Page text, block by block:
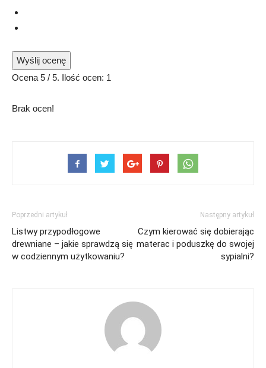
Wyślij ocenę
Ocena 5 / 5. Ilość ocen: 1
Brak ocen!
Poprzedni artykuł
Listwy przypodłogowe
drewniane – jakie sprawdzą się
w codziennym użytkowaniu?
Następny artykuł
Czym kierować się dobierając
materac i poduszkę do swojej
sypialni?